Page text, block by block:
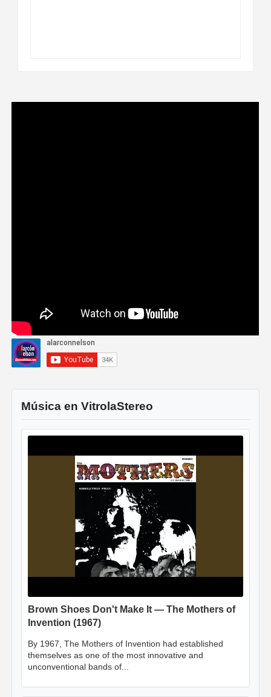
Música en VitrolaStereo
Brown Shoes Don't Make It — The Mothers of
Invention (1967)
By 1967, The Mothers of Invention had established
themselves as one of the most innovative and
unconventional bands of...